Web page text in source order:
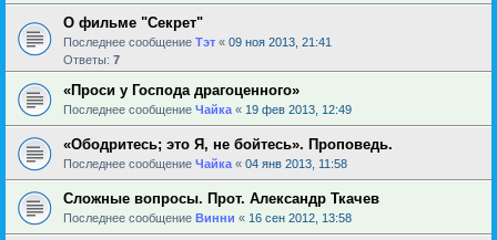
О фильме "Секрет"
Последнее сообщение Тэт « 09 ноя 2013, 21:41
Ответы: 7
«Проси у Господа драгоценного»
Последнее сообщение Чайка « 19 фев 2013, 12:49
«Ободритесь; это Я, не бойтесь». Проповедь.
Последнее сообщение Чайка « 04 янв 2013, 11:58
Сложные вопросы. Прот. Александр Ткачев
Последнее сообщение Винни « 16 сен 2012, 13:58